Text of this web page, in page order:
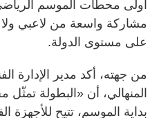
أولى محطات الموسم
مشاركة واسعة من لاعبي
على مستوى الدولة.
من جهته، أكد مدير الإدارة
المنهالي، أن «البطولة
بداية الموسم، تتيح للأجهزة